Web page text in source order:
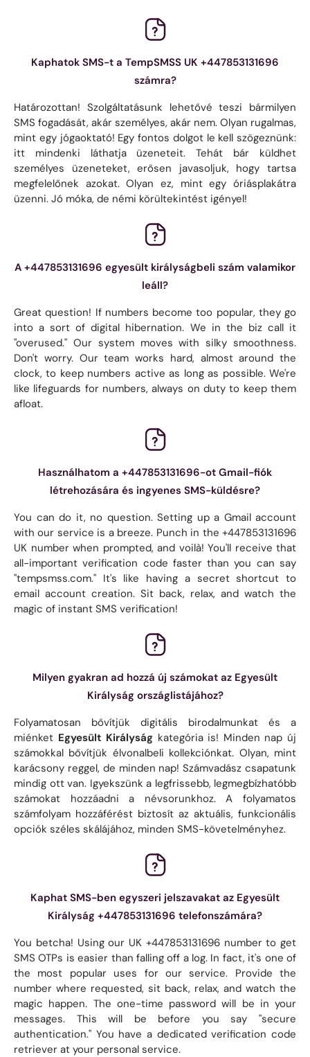
Kaphatok SMS-t a TempSMSS UK +447853131696
számra?
Határozottan! Szolgáltatásunk lehetővé teszi bármilyen
SMS fogadását, akár személyes, akár nem. Olyan rugalmas,
mint egy jógaoktató! Egy fontos dolgot le kell szögeznünk:
itt mindenki láthatja üzeneteit. Tehát bár küldhet
személyes üzeneteket, erősen javasoljuk, hogy tartsa
megfelelőnek azokat. Olyan ez, mint egy óriásplakátra
üzenni. Jó móka, de némi körültekintést igényel!
A +447853131696 egyesült királyságbeli szám valamikor
leáll?
Great question! If numbers become too popular, they go
into a sort of digital hibernation. We in the biz call it
"overused." Our system moves with silky smoothness.
Don't worry. Our team works hard, almost around the
clock, to keep numbers active as long as possible. We're
like lifeguards for numbers, always on duty to keep them
afloat.
Használhatom a +447853131696-ot Gmail-fiók
létrehozására és ingyenes SMS-küldésre?
You can do it, no question. Setting up a Gmail account
with our service is a breeze. Punch in the +447853131696
UK number when prompted, and voilà! You'll receive that
all-important verification code faster than you can say
"tempsmss.com." It's like having a secret shortcut to
email account creation. Sit back, relax, and watch the
magic of instant SMS verification!
Milyen gyakran ad hozzá új számokat az Egyesült
Királyság országlistájához?
Folyamatosan bővítjük digitális birodalmunkat és a
miénket Egyesült Királyság kategória is! Minden nap új
számokkal bővítjük élvonalbeli kollekciónkat. Olyan, mint
karácsony reggel, de minden nap! Számvadász csapatunk
mindig ott van. Igyekszünk a legfrissebb, legmegbízhatóbb
számokat hozzáadni a névsorunkhoz. A folyamatos
számfolyam hozzáférést biztosít az aktuális, funkcionális
opciók széles skálájához, minden SMS-követelményhez.
Kaphat SMS-ben egyszeri jelszavakat az Egyesült
Királyság +447853131696 telefonszámára?
You betcha! Using our UK +447853131696 number to get
SMS OTPs is easier than falling off a log. In fact, it's one of
the most popular uses for our service. Provide the
number where requested, sit back, relax, and watch the
magic happen. The one-time password will be in your
messages. This will be before you say "secure
authentication." You have a dedicated verification code
retriever at your personal service.